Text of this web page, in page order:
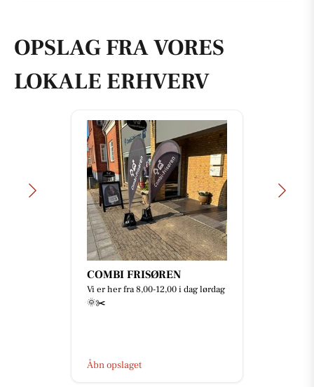
OPSLAG FRA VORES
LOKALE ERHVERV
COMBI FRISØREN
Vi er her fra 8,00-12,00 i dag lørdag
🌞✂️
Åbn opslaget